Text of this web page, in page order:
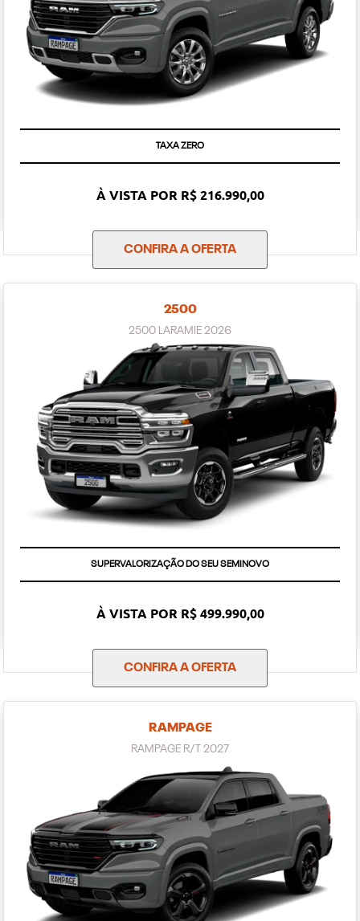
TAXA ZERO
À VISTA POR R$ 216.990,00
CONFIRA A OFERTA
2500
2500 LARAMIE 2026
SUPERVALORIZAÇÃO DO SEU SEMINOVO
À VISTA POR R$ 499.990,00
CONFIRA A OFERTA
RAMPAGE
RAMPAGE R/T 2027